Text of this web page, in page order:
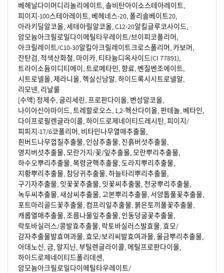
베헤닐다이머디리놀리에이트, 솔비탄아이소스테아레이트,
피이지-100스테아레이트, 베헤네스-20, 폴리솔베이트20,
아라키딜알코올, 세테아릴알코올, C12-20알킬글루코사이드,
암모늄아크릴로일다이메틸타우레이트/브이피코폴리머,
아크릴레이트/C10-30알킬아크릴레이트크로스폴리머, 카보머,
잔탄검, 적색산화철, 마이카, 티타늄디옥사이드(CI 77891),
트라이소듐이디티에이, 트로메타민, 향료, 벤질벤조에이트,
시트로넬올, 제라니올, 헥실신남알, 하이드록시시트로넬알,
리모넨, 리날룰
[수액] 정제수, 글리세린, 프로판다이올, 변성알코올,
나이아신아마이드, 트레할로오스, 1,2-헥산다이올, 판테놀, 베타인,
다이프로필렌글라이콜, 하이드로제네이티드레시틴, 피이지/
피피지-17/6코폴리머, 비타민나무열매추출물,
흰버드나무껍질추출물, 인삼추출물, 진흙버섯추출물,
영지버섯추출물, 모란가지/꽃/잎추출물, 모란뿌리추출물,
하수오뿌리추출물, 복령균핵추출물, 도라지뿌리추출물,
지황뿌리추출물, 참당귀추출물, 하늘타리뿌리추출물,
구기자추출물, 잇꽃꽃추출물, 잇꽃씨추출물, 천궁뿌리추출물,
녹두씨추출물, 새삼씨추출물, 고본뿌리추출물, 서양톱풀꽃추출물,
포트마리골드꽃추출물, 컴프리잎추출물, 붉은토끼풀꽃추출물,
캐롭열매추출물, 조름나물잎추출물, 인동덩굴꽃추출물,
락토바실러스/콩발효추출물, 락토바실러스발효물, 효모/
감자추출물발효여과물, 효모/보리씨발효여과물, 울금뿌리추출물,
아데노신, 금, 알지닌, 부틸렌글라이콜, 메틸프로판다이올,
하이드로제네이티드폴리데센,
암모늄아크릴로일다이메틸타우레이트/